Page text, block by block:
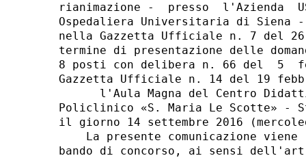
rianimazione -  presso  l'Azienda
Ospedaliera Universitaria di
nella Gazzetta Ufficiale n. 7 del 26
termine di presentazione delle
8 posti con delibera n. 66 del  5
Gazzetta Ufficiale n. 14 del 19
l'Aula Magna del Centro
Policlinico «S. Maria Le Scotte» -
il giorno 14 settembre 2016
La presente comunicazione viene
bando di concorso, ai sensi